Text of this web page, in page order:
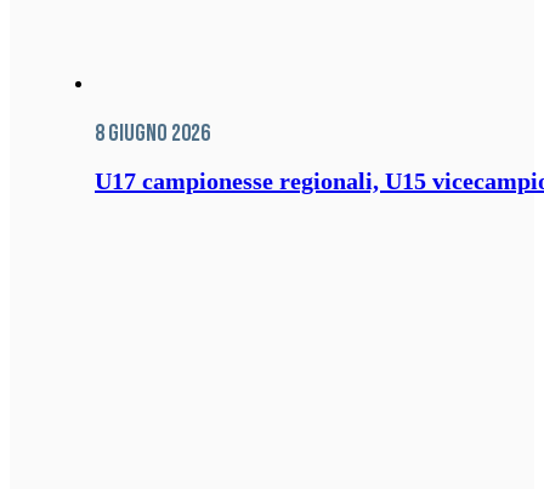
8 Giugno 2026
U17 campionesse regionali, U15